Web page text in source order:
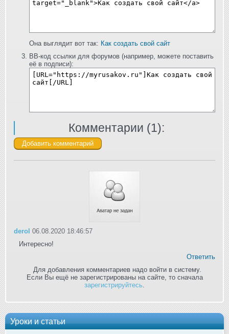
Уроки и статьи
Она выглядит вот так: Как создать свой сайт
BB-код ссылки для форумов (например, можете поставить
её в подписи):
Комментарии (1):
derol 06.08.2020 18:46:57
Интересно!
Ответить
Для добавления комментариев надо войти в систему.
Если Вы ещё не зарегистрированы на сайте, то сначала
зарегистрируйтесь